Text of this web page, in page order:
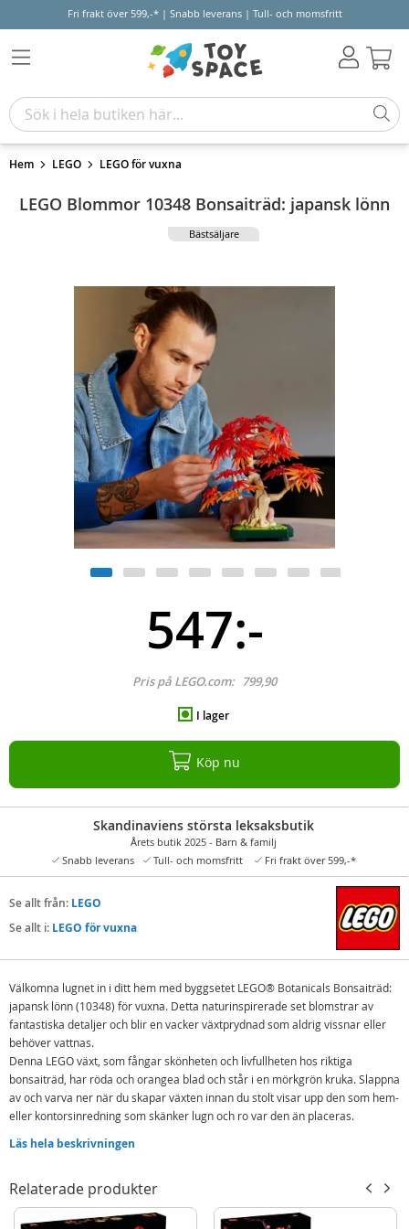
Fri frakt över 599,-* | Snabb leverans | Tull- och momsfritt
Hem LEGO LEGO för vuxna
LEGO Blommor 10348 Bonsaiträd: japansk lönn
Bästsäljare
547:-
Pris på LEGO.com: 799,90
I lager
Köp nu
Skandinaviens största leksaksbutik
Årets butik 2025 - Barn & familj
Snabb leverans
Tull- och momsfritt Fri frakt över 599,-*
Se allt från: LEGO
Se allt i: LEGO för vuxna
Välkomna lugnet in i ditt hem med byggsetet LEGO® Botanicals Bonsaiträd:
japansk lönn (10348) för vuxna. Detta naturinspirerade set blomstrar av
fantastiska detaljer och blir en vacker växtprydnad som aldrig vissnar eller
behöver vattnas.
Denna LEGO växt, som fångar skönheten och livfullheten hos riktiga
bonsaiträd, har röda och orangea blad och står i en mörkgrön kruka. Slappna
av och varva ner när du skapar växten innan du stolt visar upp den som hem-
eller kontorsinredning som skänker lugn och ro var den än placeras.
välstånd, vilket gör detta uppslukande projekt till en fantastisk gåva till
hjärtans dag-present, morsdags- eller farsdagspresent eller
födelsedagspresent till kvinnor, män och naturfantaster. Setet innehåller 474
delar.
Läs hela beskrivningen
Relaterade produkter